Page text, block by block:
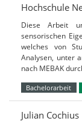
Hochschule
Diese Arbeit
sensorischen
welches von
Analysen, unter
nach MEBAK
Bachelorarbeit
Julian Cochius